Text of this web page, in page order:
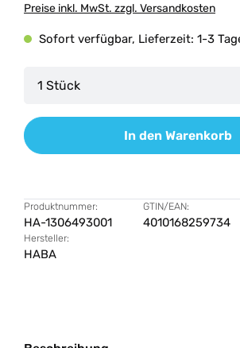
Preise inkl. MwSt. zzgl. Versandkosten
Sofort verfügbar, Lieferzeit: 1-3
Produkt Anzahl: Gib den
In den Warenkorb
Produktnummer:
HA-1306493001
GTIN/EAN:
4010168259734
Hersteller:
HABA